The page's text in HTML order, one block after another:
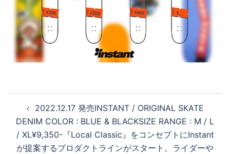
ナ
ビ
2022.12.17 発売INSTANT / ORIGINAL SKATE
DENIM COLOR : BLUE & BLACKSIZE RANGE : M / L
/ XL¥9,350-『Local Classic』をコンセプトにInstant
が提案するプロダクトラインがスタート。ライダーや